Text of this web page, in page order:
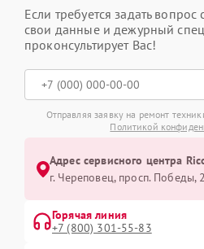
Если требуется задать вопрос
свои данные и дежурный
проконсультирует Вас!
Отправляя заявку на ремонт
Политикой
Адрес сервисного центра
г. Череповец, просп. Победы,
Горячая линия
+7 (800) 301-55-83